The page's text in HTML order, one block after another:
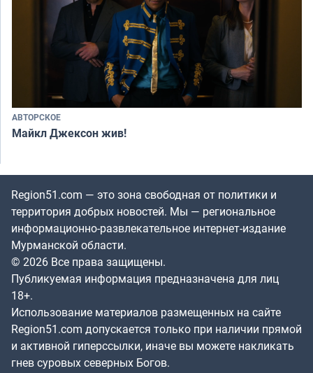
АВТОРСКОЕ
Майкл Джексон жив!
Region51.com — это зона свободная от политики и
территория добрых новостей. Мы — региональное
информационно-развлекательное интернет-издание
Мурманской области.
© 2026 Все права защищены.
Публикуемая информация предназначена для лиц
18+.
Использование материалов размещенных на сайте
Region51.com допускается только при наличии прямой
и активной гиперссылки, иначе вы можете накликать
гнев суровых северных Богов.